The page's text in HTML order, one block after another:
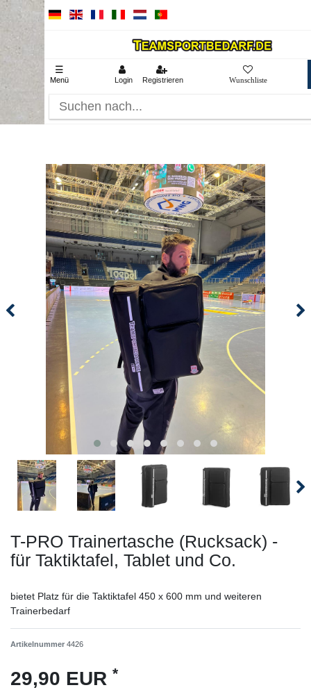
☰
Menü Login Registrieren
T-PRO Trainertasche (Rucksack) -
für Taktiktafel, Tablet und Co.
bietet Platz für die Taktiktafel 450 x 600 mm und weiteren
Trainerbedarf
Artikelnummer 4426
29,90 EUR *